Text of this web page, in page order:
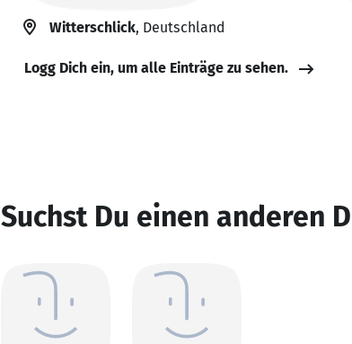
Witterschlick, Deutschland
Logg Dich ein, um alle Einträge zu sehen.
Suchst Du einen anderen